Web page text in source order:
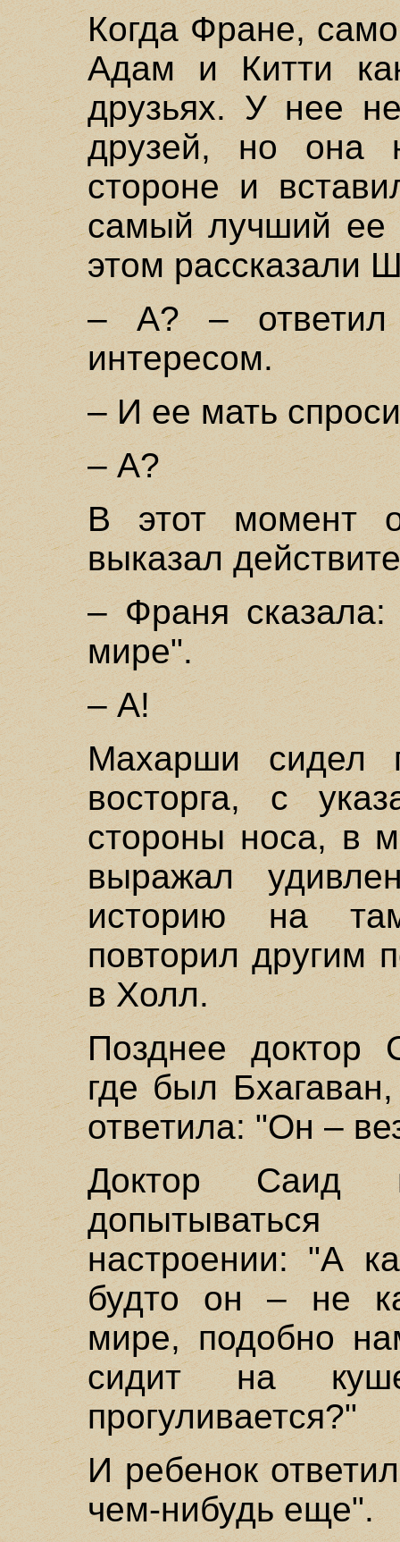
Когда Фране,
Адам и Китти
друзьях. У нее
друзей, но она
стороне и
самый лучший ее
этом рассказали
– А? – ответил
интересом.
– И ее мать
– А?
В этот момент
выказал
– Франя сказала:
мире".
– А!
Махарши сидел
восторга, с
стороны носа, в
выражал
историю на
повторил другим
в Холл.
Позднее доктор
где был
ответила: "Он –
Доктор Саид
настроении: "А
будто он – не
мире, подобно
сидит на
прогуливается?"
И ребенок
чем-нибудь еще".